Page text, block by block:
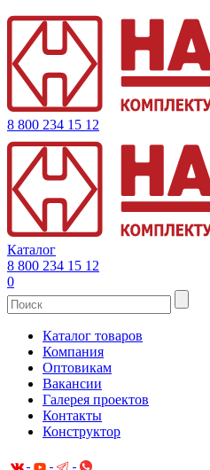
8 800 234 15 12
Каталог
8 800 234 15 12
0
Каталог товаров
Компания
Оптовикам
Вакансии
Галерея проектов
Контакты
Конструктор